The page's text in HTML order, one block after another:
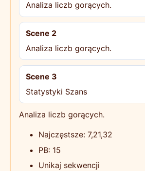
Analiza liczb gorących.
Scene 2
Analiza liczb gorących.
Scene 3
Statystyki Szans
Analiza liczb gorących.
Najczęstsze: 7,21,32
PB: 15
Unikaj sekwencji